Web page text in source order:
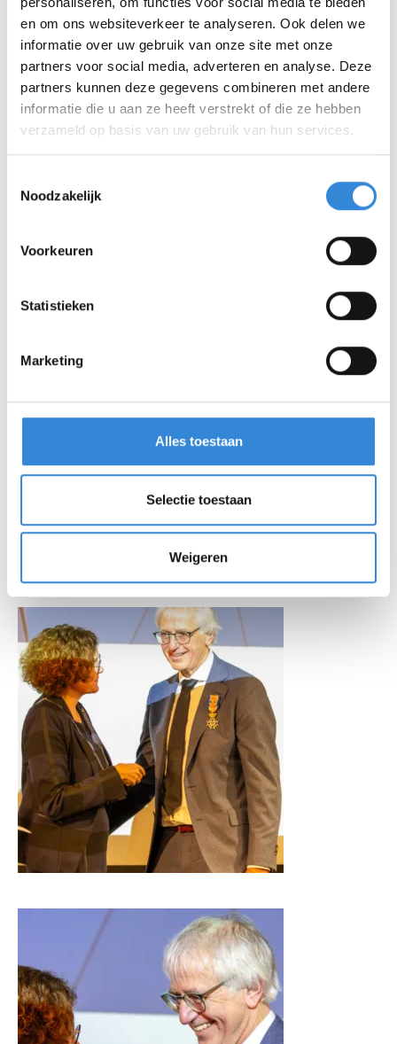
en om ons websiteverkeer te analyseren. Ook delen we
informatie over uw gebruik van onze site met onze
partners voor social media, adverteren en analyse. Deze
partners kunnen deze gegevens combineren met andere
informatie die u aan ze heeft verstrekt of die ze hebben
verzameld op basis van uw gebruik van hun services.
Noodzakelijk
Voorkeuren
Statistieken
Marketing
Alles toestaan
Selectie toestaan
Weigeren
ziekenhuismedewerkers, zodat ouders bij het
ziekenhuis bleven werken.
Pensioen
Ook nu Willem de pensioengerechtigde leeftijd heeft
bereikt, zal hij de tijd en ruimte die hij krijgt,
gebruiken om maatschappelijk actief te blijven en
zich in te zetten voor een inclusievere samenleving.
Een samenleving waar mensen met en zonder